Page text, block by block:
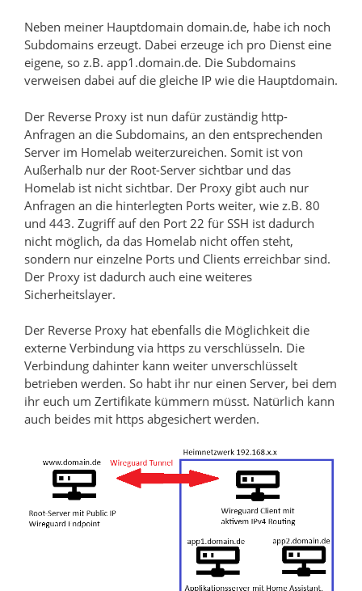
Neben meiner Hauptdomain domain.de, habe ich noch
Subdomains erzeugt. Dabei erzeuge ich pro Dienst eine
eigene, so z.B. app1.domain.de. Die Subdomains
verweisen dabei auf die gleiche IP wie die Hauptdomain.
Der Reverse Proxy ist nun dafür zuständig http-
Anfragen an die Subdomains, an den entsprechenden
Server im Homelab weiterzureichen. Somit ist von
Außerhalb nur der Root-Server sichtbar und das
Homelab ist nicht sichtbar. Der Proxy gibt auch nur
Anfragen an die hinterlegten Ports weiter, wie z.B. 80
und 443. Zugriff auf den Port 22 für SSH ist dadurch
nicht möglich, da das Homelab nicht offen steht,
sondern nur einzelne Ports und Clients erreichbar sind.
Der Proxy ist dadurch auch eine weiteres
Sicherheitslayer.
Der Reverse Proxy hat ebenfalls die Möglichkeit die
externe Verbindung via https zu verschlüsseln. Die
Verbindung dahinter kann weiter unverschlüsselt
betrieben werden. So habt ihr nur einen Server, bei dem
ihr euch um Zertifikate kümmern müsst. Natürlich kann
auch beides mit https abgesichert werden.